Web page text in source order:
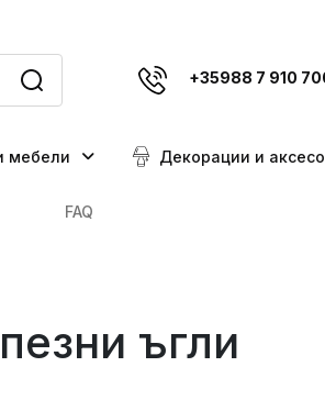
+35988 7 910
мебели Декорации и
FAQ
ъгли